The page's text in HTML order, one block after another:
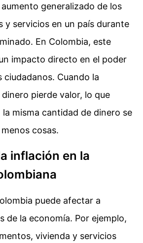
generalizado de los
y servicios en un país durante
En Colombia, este
impacto directo en el poder
ciudadanos. Cuando la
pierde valor, lo que
misma cantidad de dinero se
cosas.
inflación en la
puede afectar a
de la economía. Por ejemplo,
vivienda y servicios